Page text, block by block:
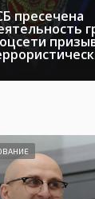
пресечена